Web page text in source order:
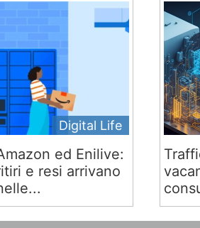
Digital Life
ed Enilive:
e resi arrivano